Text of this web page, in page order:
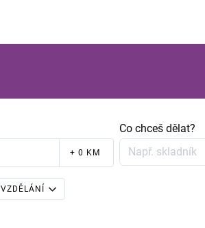
+ 0 KM
Co chceš dělat?
VZDĚLÁNÍ